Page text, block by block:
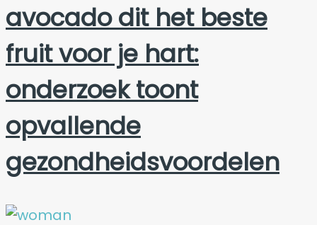
avocado dit het beste
fruit voor je hart:
onderzoek toont
opvallende
gezondheidsvoordelen